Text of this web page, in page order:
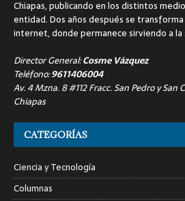
Chiapas, publicando en los distintos
entidad. Dos años después se
internet, donde permanece sirviendo a la
Director General:Cosme Vázquez
Teléfono:9611406004
Av. 4 Mzna. 8 #112 Fracc. San Pedro y
Chiapas
CATEGORÍAS
Ciencia y Tecnología
Columnas